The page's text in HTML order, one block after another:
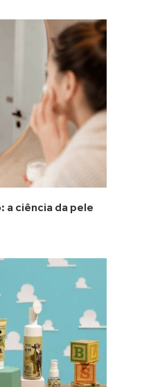
a ciência da pele